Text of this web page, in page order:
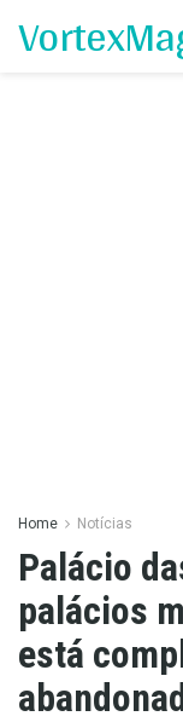
Home Notícias
Palácio
palácios
está